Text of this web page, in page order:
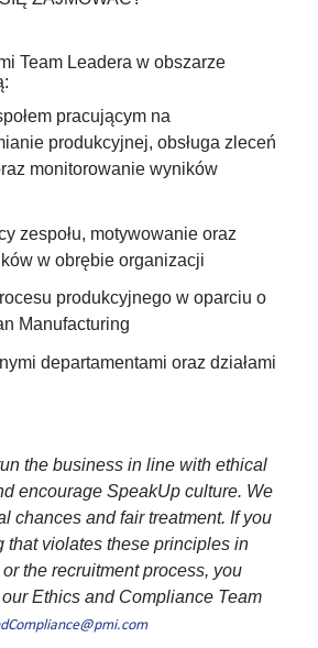
Team Leadera w obszarze
pracującym na
produkcyjnej, obsługa zleceń
monitorowanie wyników
zespołu, motywowanie oraz
w obrębie organizacji
produkcyjnego w oparciu o
Manufacturing
departamentami oraz działami
the business in line with ethical
encourage SpeakUp culture. We
chances and fair treatment. If you
that violates these principles in
the recruitment process, you
Ethics and Compliance Team